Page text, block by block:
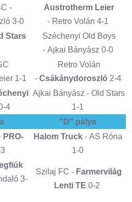
-
3-0
Austrotherm Leier
- Retro Volán 4-1
Stars
Széchenyi Old Boys
- Ajkai Bányász 0-0
1-1
Retro Volán
- Csákánydoroszló 2-4
4
Ajkai Bányász - Old Stars
1-1
"D" pálya
PRO-
Halom Truck- AS Róna
1-0
3-
Szilaj FC - Farmervilág
Lenti TE 0-2